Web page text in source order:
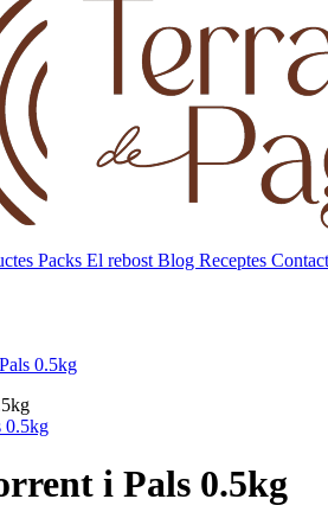
Packs El rebost Blog Receptes
0.5kg
i Pals 0.5kg